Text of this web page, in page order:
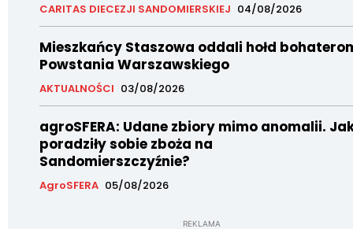
CARITAS DIECEZJI SANDOMIERSKIEJ 04/08/2026
Mieszkańcy Staszowa oddali hołd
Powstania Warszawskiego
AKTUALNOŚCI 03/08/2026
agroSFERA: Udane zbiory mimo anomalii.
poradziły sobie zboża na
Sandomierszczyźnie?
AgroSFERA 05/08/2026
REKLAMA